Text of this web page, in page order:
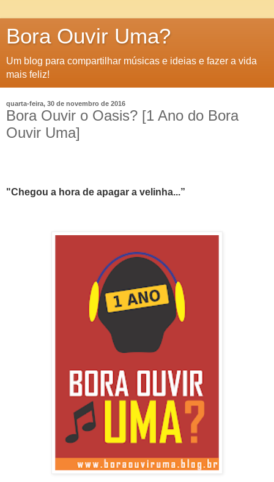
Bora Ouvir Uma?
Um blog para compartilhar músicas e ideias e fazer a vida
mais feliz!
quarta-feira, 30 de novembro de 2016
Bora Ouvir o Oasis? [1 Ano do Bora
Ouvir Uma]
"Chegou a hora de apagar a velinha...”